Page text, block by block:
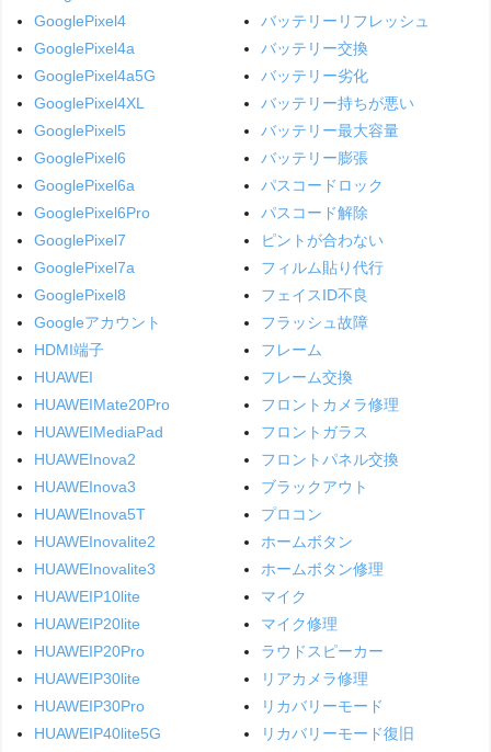
GooglePixel4
GooglePixel4a
GooglePixel4a5G
GooglePixel4XL
GooglePixel5
GooglePixel6
GooglePixel6a
GooglePixel6Pro
GooglePixel7
GooglePixel7a
GooglePixel8
Googleアカウント
HDMI端子
HUAWEI
HUAWEIMate20Pro
HUAWEIMediaPad
HUAWEInova2
HUAWEInova3
HUAWEInova5T
HUAWEInovalite2
HUAWEInovalite3
HUAWEIP10lite
HUAWEIP20lite
HUAWEIP20Pro
HUAWEIP30lite
HUAWEIP30Pro
HUAWEIP40lite5G
バッテリーリフレッシュ
バッテリー交換
バッテリー劣化
バッテリー持ちが悪い
バッテリー最大容量
バッテリー膨張
パスコードロック
パスコード解除
ピントが合わない
フィルム貼り代行
フェイスID不良
フラッシュ故障
フレーム
フレーム交換
フロントカメラ修理
フロントガラス
フロントパネル交換
ブラックアウト
プロコン
ホームボタン
ホームボタン修理
マイク
マイク修理
ラウドスピーカー
リアカメラ修理
リカバリーモード
リカバリーモード復旧